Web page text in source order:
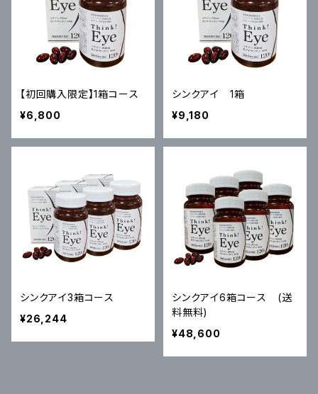
【初回購入限定】1箱コース
¥6,800
シンクアイ 1箱
¥9,180
シンクアイ3箱コース
¥26,244
シンクアイ6箱コース (送
料無料)
¥48,600